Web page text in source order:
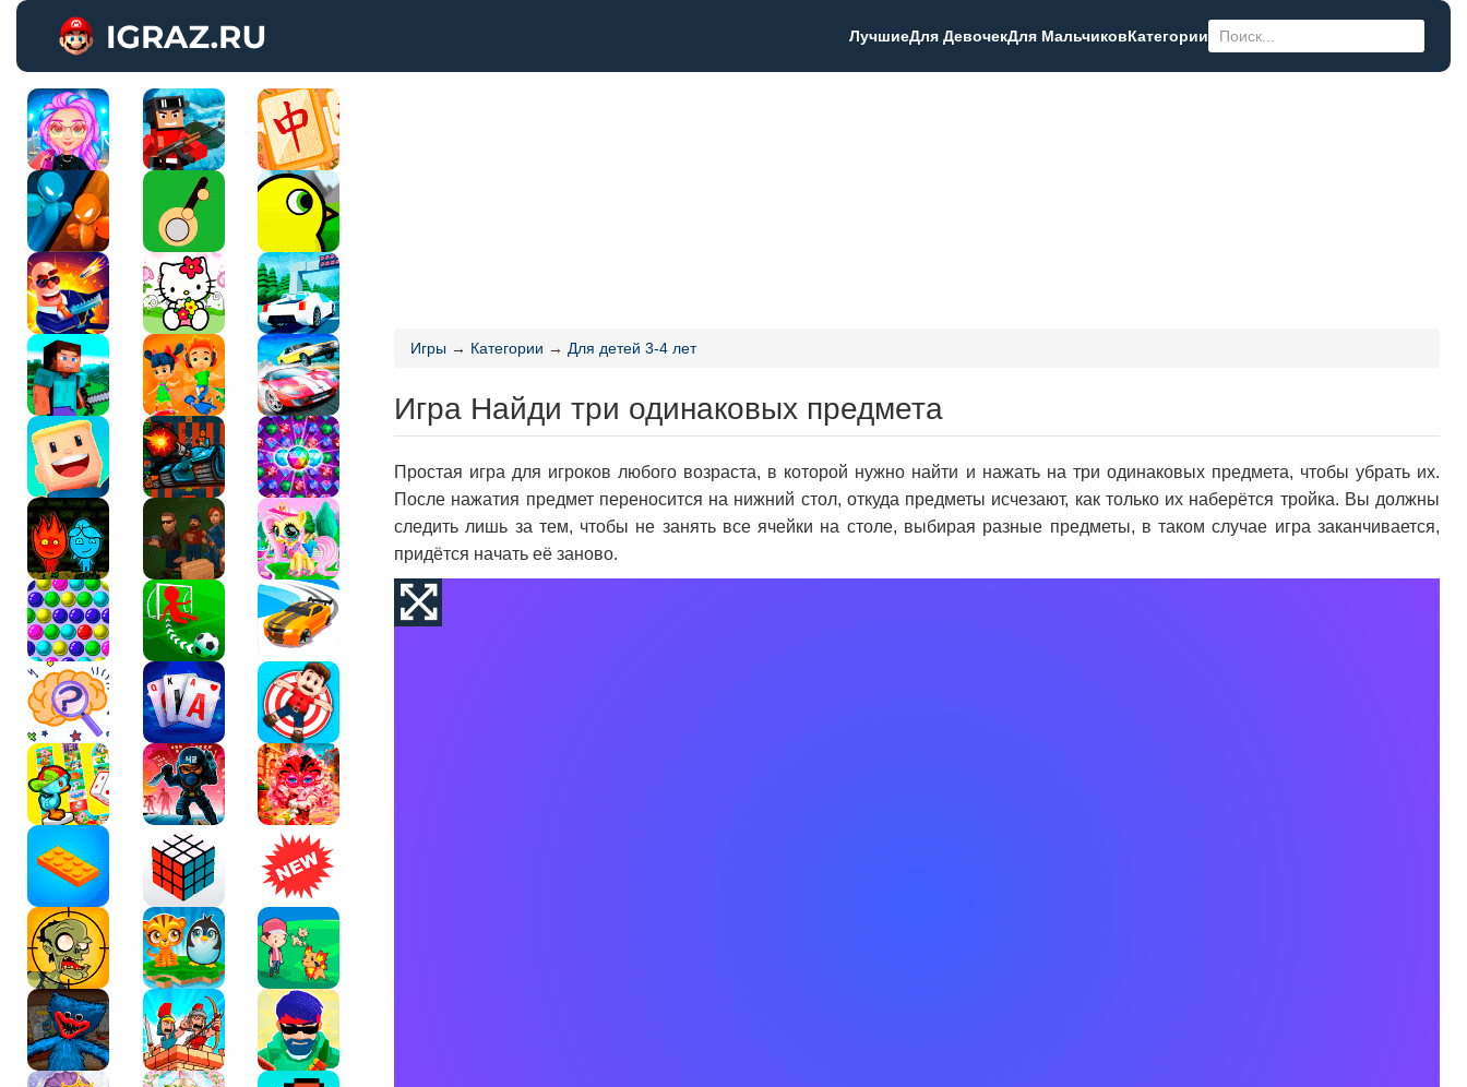
ЛучшиеДля ДевочекДля МальчиковКатегории
Игры → Категории → Для детей 3-4 лет
Игра Найди три одинаковых предмета
Простая игра для игроков любого возраста, в которой нужно найти и нажать на три одинаковых предмета, чтобы убрать их.
После нажатия предмет переносится на нижний стол, откуда предметы исчезают, как только их наберётся тройка. Вы должны
следить лишь за тем, чтобы не занять все ячейки на столе, выбирая разные предметы, в таком случае игра заканчивается,
придётся начать её заново.